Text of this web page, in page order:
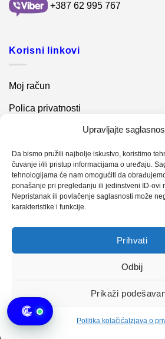
Upravljajte
Da bismo pružili najbolje iskustvo, koristimo
čuvanje i/ili pristup informacijama o uređaju.
tehnologijama će nam omogućiti da
ponašanje pri pregledanju ili jedinstveni ID-ovi
Nepristanak ili povlačenje saglasnosti može
karakteristike i funkcije.
Prihvati
Odbij
Prikaži
Politika kolačićaIzjava o
+387 62 995 767
Korisni linkovi
Moj račun
Polica privatnosti
Kontakt info
Novosti
Sistem mjerenja vibracija – papir
Certificirani partner za održavanje
Copyright 2026 © CLK